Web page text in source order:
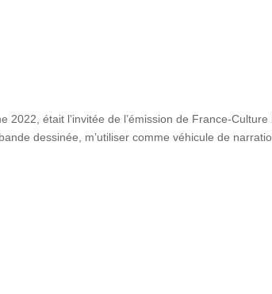
2022, était l’invitée de l’émission de France-
dessinée, m’utiliser comme véhicule de